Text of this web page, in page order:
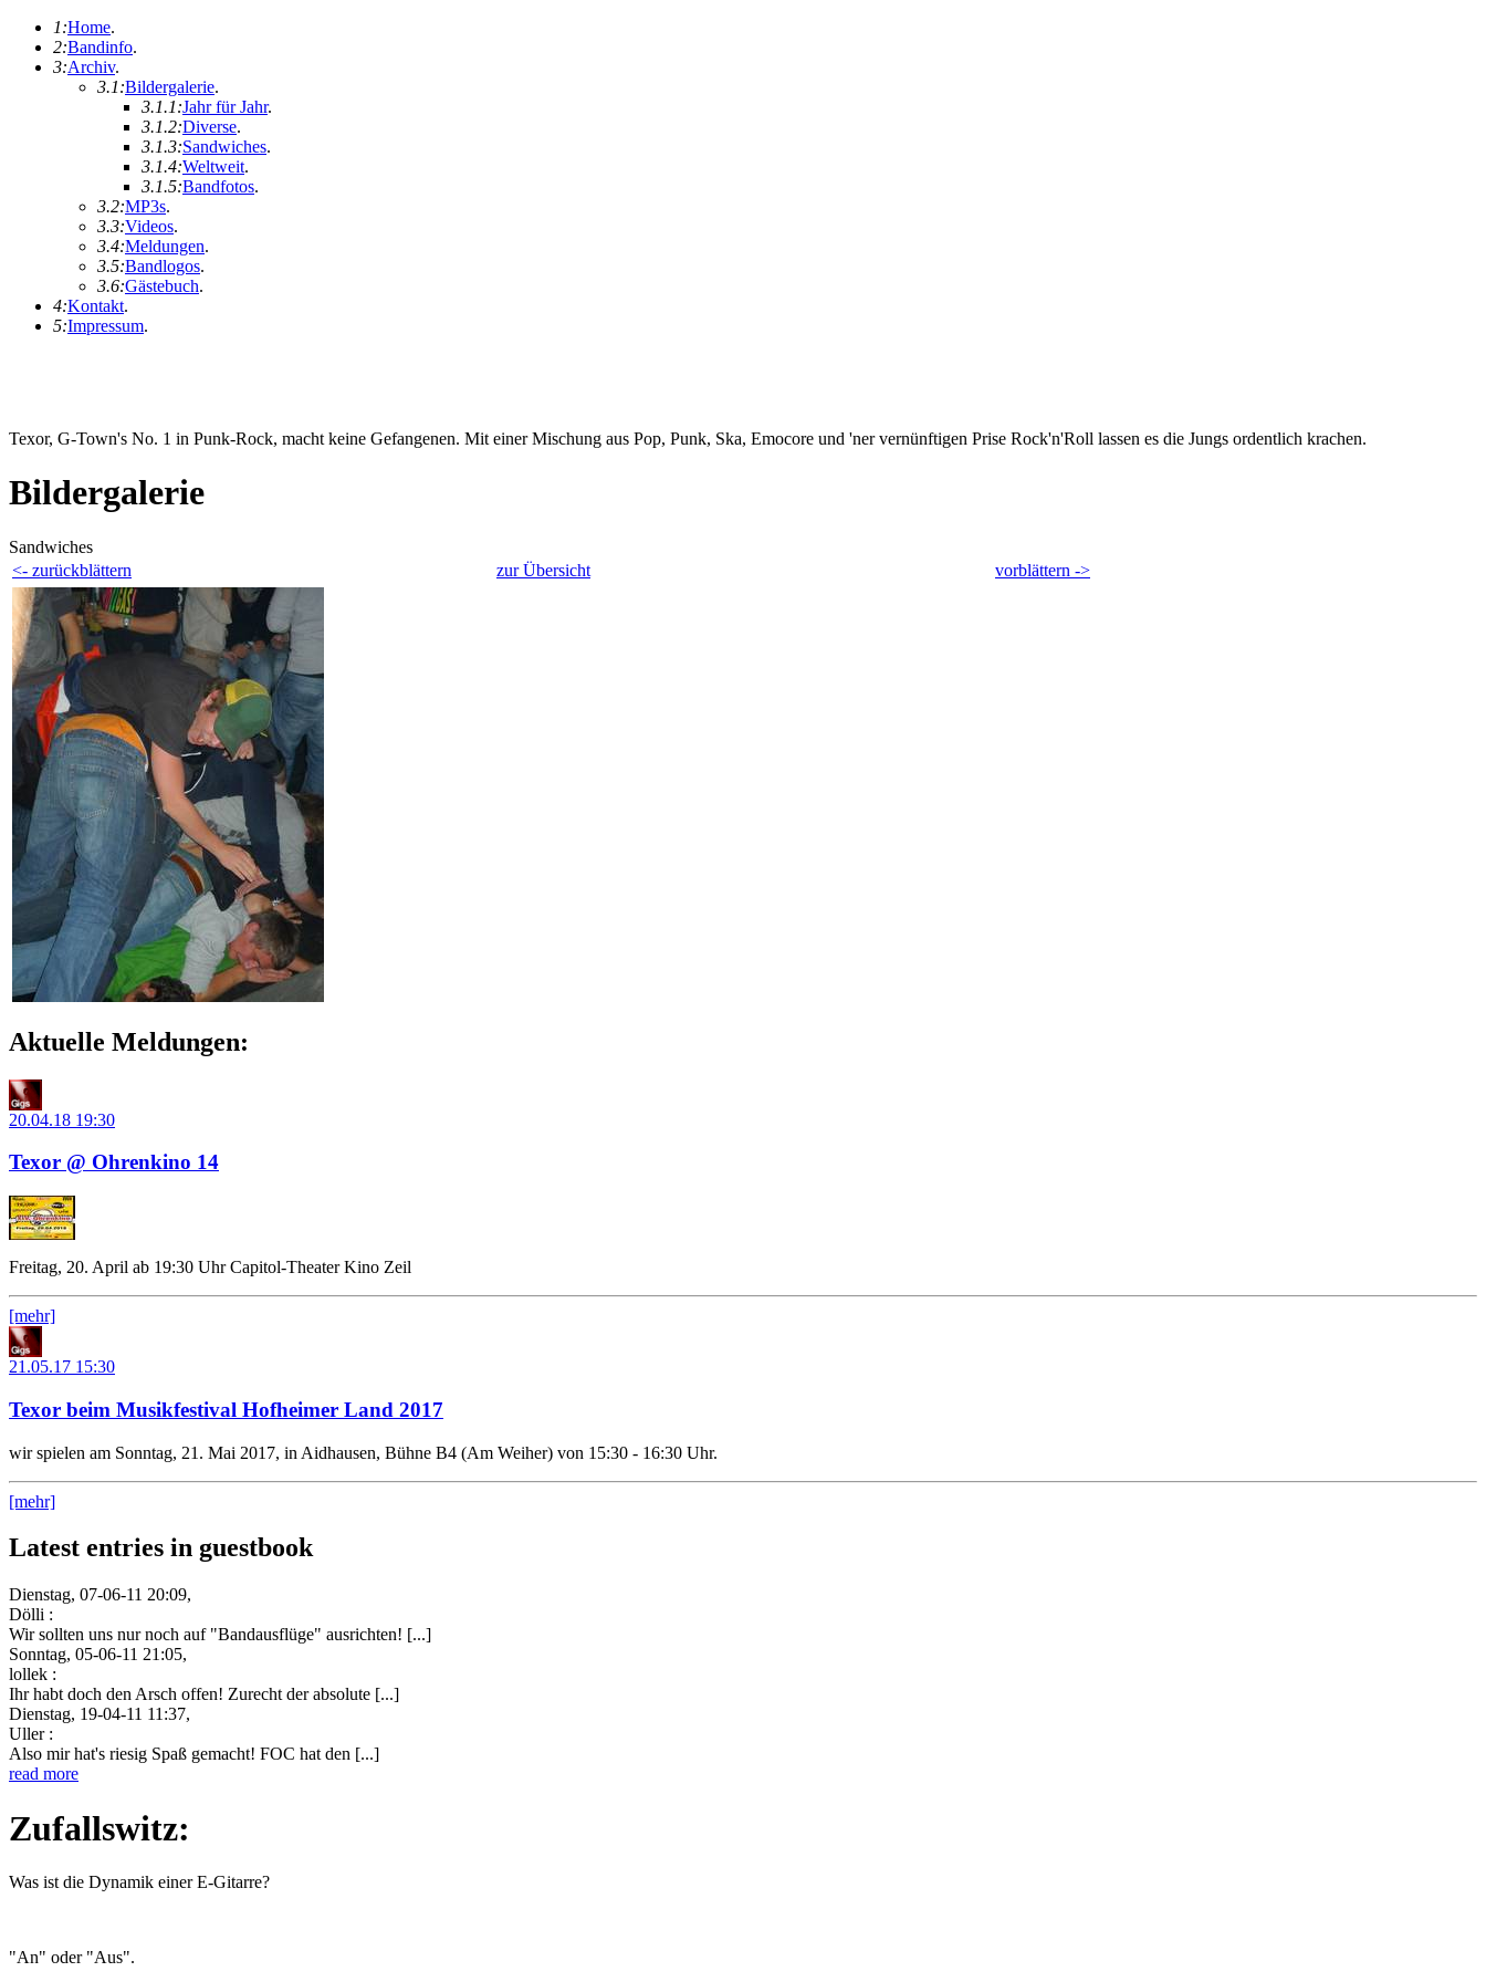
1:Home.
2:Bandinfo.
3:Archiv.
3.1:Bildergalerie.
3.1.1:Jahr für Jahr.
3.1.2:Diverse.
3.1.3:Sandwiches.
3.1.4:Weltweit.
3.1.5:Bandfotos.
3.2:MP3s.
3.3:Videos.
3.4:Meldungen.
3.5:Bandlogos.
3.6:Gästebuch.
4:Kontakt.
5:Impressum.
Texor, G-Town's No. 1 in Punk-Rock, macht keine Gefangenen. Mit einer Mischung aus Pop, Punk, Ska, Emocore und 'ner vernünftigen Prise Rock'n'Roll lassen es die Jungs ordentlich krachen.
Bildergalerie
Sandwiches
<- zurückblättern
zur Übersicht vorblättern ->
Aktuelle Meldungen:
20.04.18 19:30
Texor @ Ohrenkino 14
Freitag, 20. April ab 19:30 Uhr Capitol-Theater Kino Zeil
[mehr]
21.05.17 15:30
Texor beim Musikfestival Hofheimer Land 2017
wir spielen am Sonntag, 21. Mai 2017, in Aidhausen, Bühne B4 (Am Weiher) von 15:30 - 16:30 Uhr.
[mehr]
Latest entries in guestbook
Dienstag, 07-06-11 20:09,
Dölli :
Wir sollten uns nur noch auf "Bandausflüge" ausrichten! [...]
Sonntag, 05-06-11 21:05,
lollek :
Ihr habt doch den Arsch offen! Zurecht der absolute [...]
Dienstag, 19-04-11 11:37,
Uller :
Also mir hat's riesig Spaß gemacht! FOC hat den [...]
read more
Zufallswitz:
Was ist die Dynamik einer E-Gitarre?
"An" oder "Aus".